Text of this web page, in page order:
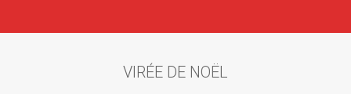
VIRÉE DE NOËL